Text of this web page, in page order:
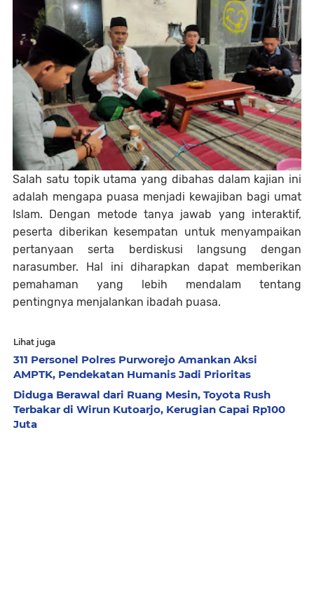
Salah satu topik utama yang dibahas dalam kajian ini
adalah mengapa puasa menjadi kewajiban bagi umat
Islam. Dengan metode tanya jawab yang interaktif,
peserta diberikan kesempatan untuk menyampaikan
pertanyaan serta berdiskusi langsung dengan
narasumber. Hal ini diharapkan dapat memberikan
pemahaman yang lebih mendalam tentang
pentingnya menjalankan ibadah puasa.
Lihat juga
311 Personel Polres Purworejo Amankan Aksi
AMPTK, Pendekatan Humanis Jadi Prioritas
Diduga Berawal dari Ruang Mesin, Toyota Rush
Terbakar di Wirun Kutoarjo, Kerugian Capai Rp100
Juta